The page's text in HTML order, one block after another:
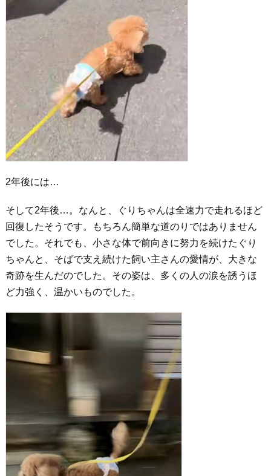
2年後には…
そして2年後…。なんと、ぐりちゃんは全速力で走れるほど
回復したそうです。もちろん簡単な道のりではありません
でした。それでも、小さな体で前向きに努力を続けたぐり
ちゃんと、そばで支え続けた飼い主さんの愛情が、大きな
奇跡を生んだのでした。その姿は、多くの人の涙を誘うほ
ど力強く、温かいものでした。